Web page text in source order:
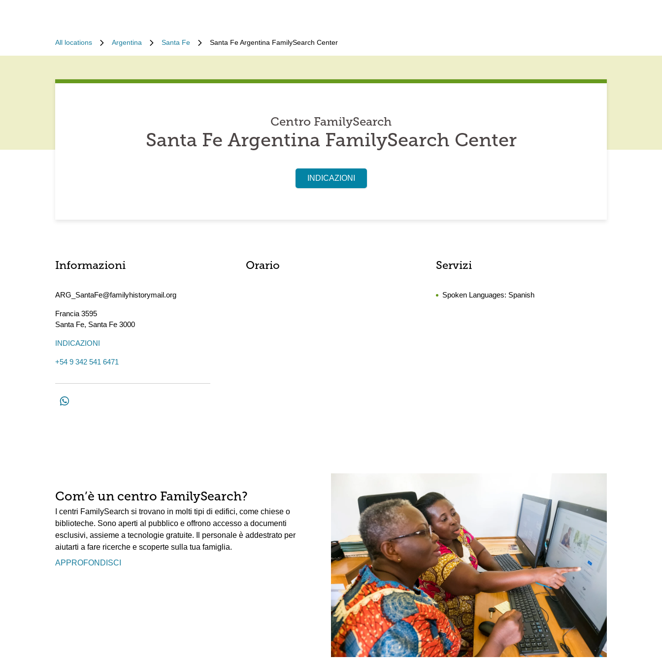
All locations Argentina Santa Fe Santa Fe Argentina FamilySearch Center
Centro FamilySearch
Santa Fe Argentina FamilySearch Center
INDICAZIONI
Informazioni
ARG_SantaFe@familyhistorymail.org
Francia 3595
Santa Fe, Santa Fe 3000
INDICAZIONI
+54 9 342 541 6471
Orario Servizi
Spoken Languages: Spanish
Com’è un centro FamilySearch?
I centri FamilySearch si trovano in molti tipi di edifici, come chiese o
biblioteche. Sono aperti al pubblico e offrono accesso a documenti
esclusivi, assieme a tecnologie gratuite. Il personale è addestrato per
aiutarti a fare ricerche e scoperte sulla tua famiglia.
APPROFONDISCI